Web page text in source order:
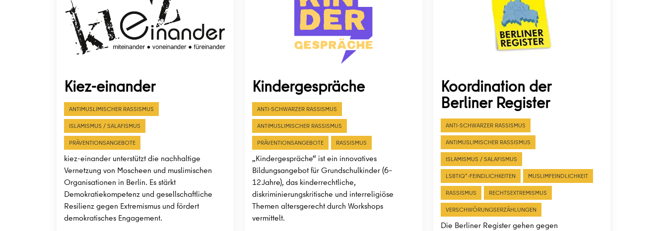
Kiez-einander
ANTIMUSLIMISCHER RASSISMUS
ISLAMISMUS / SALAFISMUS
PRÄVENTIONSANGEBOTE
kiez-einander unterstützt die nachhaltige
Vernetzung von Moscheen und muslimischen
Organisationen in Berlin. Es stärkt
Demokratiekompetenz und gesellschaftliche
Resilienz gegen Extremismus und fördert
demokratisches Engagement.
Kindergespräche
ANTI-SCHWARZER RASSISMUS
ANTIMUSLIMISCHER RASSISMUS
PRÄVENTIONSANGEBOTE
RASSISMUS
„Kindergespräche“ ist ein innovatives
Bildungsangebot für Grundschulkinder (6–
12 Jahre), das kinderrechtliche,
diskriminierungskritische und interreligiöse
Themen altersgerecht durch Workshops
vermittelt.
Koordination der
Berliner Register
ANTI-SCHWARZER RASSISMUS
ANTIMUSLIMISCHER RASSISMUS
ISLAMISMUS / SALAFISMUS
LSBTIQ*-FEINDLICHKEITEN
MUSLIMFEINDLICHKEIT
RASSISMUS
RECHTSEXTREMISMUS
VERSCHWÖRUNGSERZÄHLUNGEN
Die Berliner Register gehen gegen